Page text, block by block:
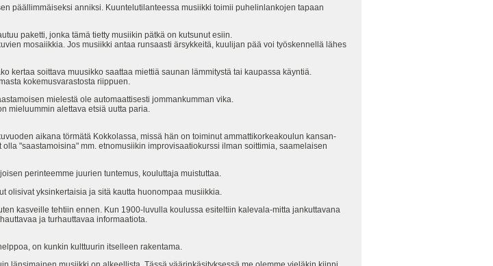
päällimmäiseksi anniksi. Kuuntelutilanteessa musiikki toimii puhelinlankojen tapaan
paketti, jonka tämä tietty musiikin pätkä on kutsunut esiin.
mosaiikkia. Jos musiikki antaa runsaasti ärsykkeitä, kuulijan pää voi työskennellä lähes
kertaa soittava muusikko saattaa miettiä saunan lämmitystä tai kaupassa käyntiä.
kokemusvarastosta riippuen.
mielestä ole automaattisesti jommankumman vika.
mieluummin alettava etsiä uutta paria.
aikana törmätä Kokkolassa, missä hän on toiminut ammattikorkeakoulun kansan-
"saastamoisina" mm. etnomusiikin improvisaatiokurssi ilman soittimia, saamelaisen
perinteemme juurien tuntemus, kouluttaja muistuttaa.
olisivat yksinkertaisia ja sitä kautta huonompaa musiikkia.
kasveille tehtiin ennen. Kun 1900-luvulla koulussa esiteltiin kalevala-mitta jankuttavana
ja turhauttavaa informaatiota.
on kunkin kulttuurin itselleen rakentama.